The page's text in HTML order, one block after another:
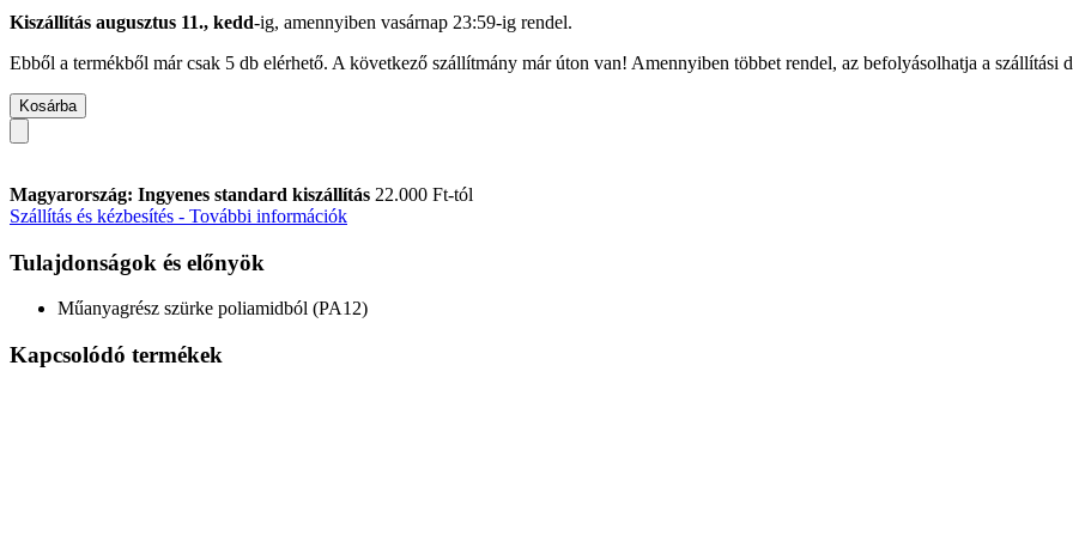
Kiszállítás augusztus 11., kedd-ig, amennyiben vasárnap 23:59-ig rendel.
Ebből a termékből már csak 5 db elérhető. A következő szállítmány már úton van! Amennyiben többet rendel, az befolyásolhatja a szállítási
Kosárba
Magyarország: Ingyenes standard kiszállítás 22.000 Ft-tól
Szállítás és kézbesítés - További információk
Tulajdonságok és előnyök
Műanyagrész szürke poliamidból (PA12)
Kapcsolódó termékek